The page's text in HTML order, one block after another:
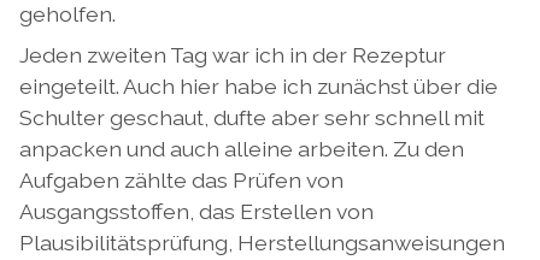
geholfen.
Jeden zweiten Tag war ich in der Rezeptur
eingeteilt. Auch hier habe ich zunächst über die
Schulter geschaut, dufte aber sehr schnell mit
anpacken und auch alleine arbeiten. Zu den
Aufgaben zählte das Prüfen von
Ausgangsstoffen, das Erstellen von
Plausibilitätsprüfung, Herstellungsanweisungen